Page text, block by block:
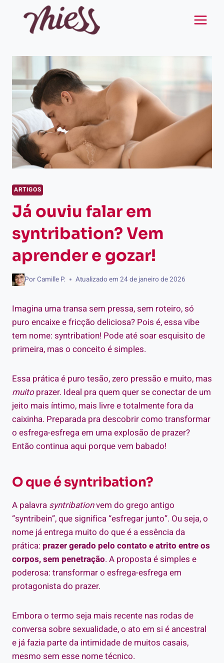
ARTIGOS
Já ouviu falar em
syntribation? Vem
aprender e gozar!
PorCamille P. Atualizado em 24 de janeiro de 2026
Imagina uma transa sem pressa, sem roteiro, só
puro encaixe e fricção deliciosa? Pois é, essa vibe
tem nome: syntribation! Pode até soar esquisito de
primeira, mas o conceito é simples.
Essa prática é puro tesão, zero pressão e muito, mas
muitoprazer. Ideal pra quem quer se conectar de um
jeito mais íntimo, mais livre e totalmente fora da
caixinha. Preparada pra descobrir como transformar
o esfrega-esfrega em uma explosão de prazer?
Então continua aqui porque vem babado!
O que é syntribation?
A palavra syntribationvem do grego antigo
“syntribein”, que significa “esfregar junto”. Ou seja, o
nome já entrega muito do que é a essência da
prática: prazer gerado pelo contato e atrito entre os
corpos, sem penetração. A proposta é simples e
poderosa: transformar o esfrega-esfrega em
protagonista do prazer.
Embora o termo seja mais recente nas rodas de
conversa sobre sexualidade, o ato em si é ancestral
e já fazia parte da intimidade de muitos casais,
mesmo sem esse nome técnico.